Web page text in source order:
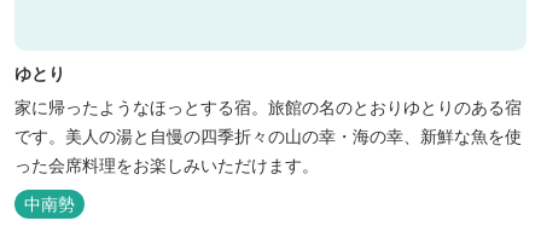
ゆとり
家に帰ったようなほっとする宿。旅館の名のとおりゆとりのある宿
です。美人の湯と自慢の四季折々の山の幸・海の幸、新鮮な魚を使
った会席料理をお楽しみいただけます。
中南勢